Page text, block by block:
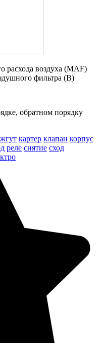
расхода воздуха (MAF)
фильтра (В)
обратном порядку
жгут картер клапан корпус
реле снятие сход